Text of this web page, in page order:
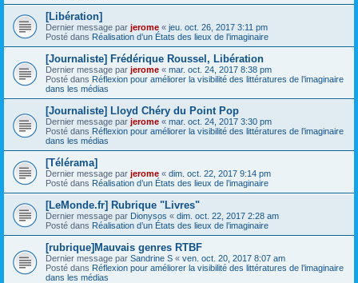
[Libération]
Dernier message par jerome « jeu. oct. 26, 2017 3:11 pm
Posté dans Réalisation d’un États des lieux de l’imaginaire
[Journaliste] Frédérique Roussel, Libération
Dernier message par jerome « mar. oct. 24, 2017 8:38 pm
Posté dans Réflexion pour améliorer la visibilité des littératures de l’imaginaire
dans les médias
[Journaliste] Lloyd Chéry du Point Pop
Dernier message par jerome « mar. oct. 24, 2017 3:30 pm
Posté dans Réflexion pour améliorer la visibilité des littératures de l’imaginaire
dans les médias
[Télérama]
Dernier message par jerome « dim. oct. 22, 2017 9:14 pm
Posté dans Réalisation d’un États des lieux de l’imaginaire
[LeMonde.fr] Rubrique "Livres"
Dernier message par Dionysos « dim. oct. 22, 2017 2:28 am
Posté dans Réalisation d’un États des lieux de l’imaginaire
[rubrique]Mauvais genres RTBF
Dernier message par Sandrine S « ven. oct. 20, 2017 8:07 am
Posté dans Réflexion pour améliorer la visibilité des littératures de l’imaginaire
dans les médias